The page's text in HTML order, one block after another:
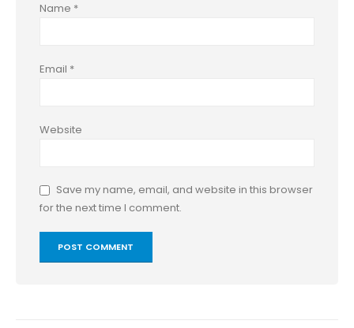
Name *
Email *
Website
Save my name, email, and website in this browser
for the next time I comment.